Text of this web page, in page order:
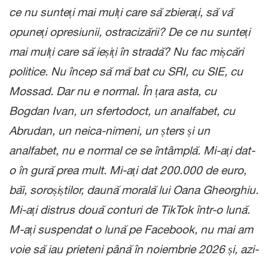
ce nu sunteți mai mulți care să zbierați, să vă
opuneți opresiunii, ostracizării? De ce nu sunteți
mai mulți care să ieșiți în stradă? Nu fac mișcări
politice. Nu încep să mă bat cu SRI, cu SIE, cu
Mossad. Dar nu e normal. În țara asta, cu
Bogdan Ivan, un sfertodoct, un analfabet, cu
Abrudan, un neica-nimeni, un șters și un
analfabet, nu e normal ce se întâmplă. Mi-ați dat-
o în gură prea mult. Mi-ați dat 200.000 de euro,
băi, soroșiștilor, daună morală lui Oana Gheorghiu.
Mi-ați distrus două conturi de TikTok într-o lună.
M-ați suspendat o lună pe Facebook, nu mai am
voie să iau prieteni până în noiembrie 2026 și, azi-